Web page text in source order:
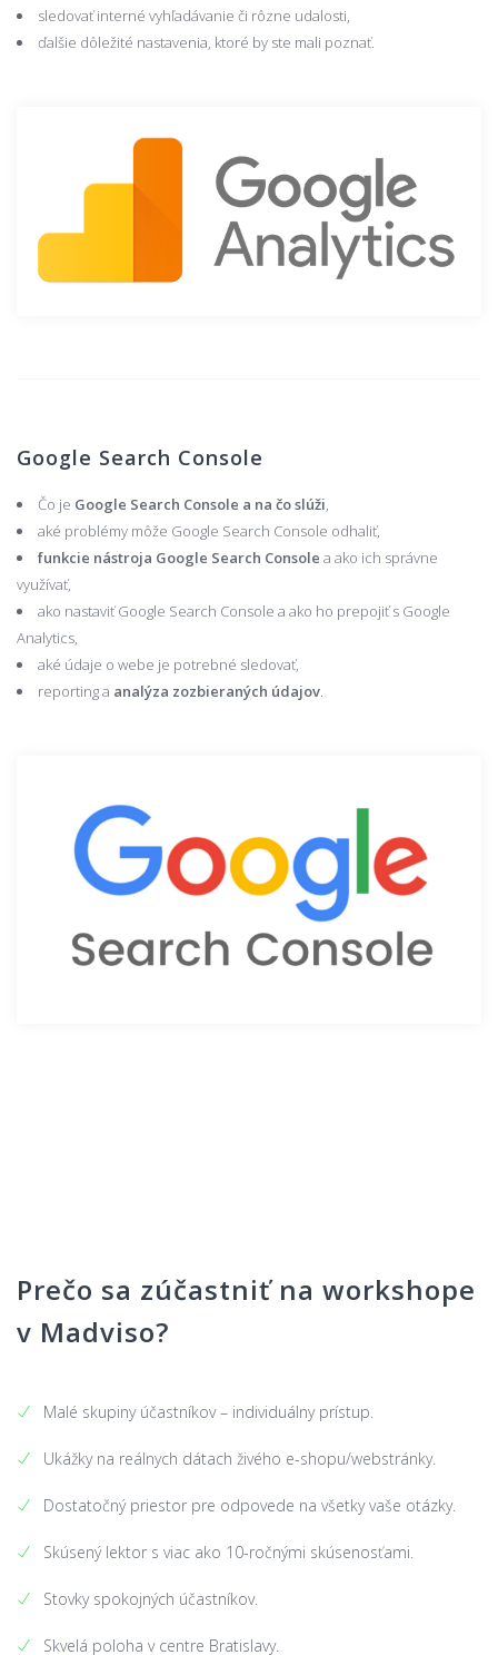
sledovať interné vyhľadávanie či rôzne udalosti,
ďalšie dôležité nastavenia, ktoré by ste mali poznať.
Google Search Console
Čo je Google Search Console a na čo slúži,
aké problémy môže Google Search Console odhaliť,
funkcie nástroja Google Search Console a ako ich správne
využívať,
ako nastaviť Google Search Console a ako ho prepojiť s Google
Analytics,
aké údaje o webe je potrebné sledovať,
reporting a analýza zozbieraných údajov.
Prečo sa zúčastniť na workshope
v Madviso?
Malé skupiny účastníkov – individuálny prístup.
Ukážky na reálnych dátach živého e-shopu/webstránky.
Dostatočný priestor pre odpovede na všetky vaše otázky.
Skúsený lektor s viac ako 10-ročnými skúsenosťami.
Stovky spokojných účastníkov.
Skvelá poloha v centre Bratislavy.